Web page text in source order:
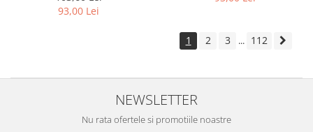
93,00 Lei
1 2 3 ... 112
NEWSLETTER
Nu rata ofertele si promotiile noastre